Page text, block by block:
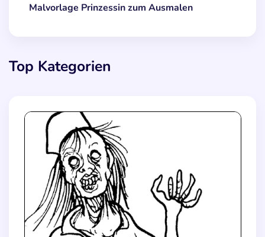
Malvorlage Prinzessin zum Ausmalen
Top Kategorien